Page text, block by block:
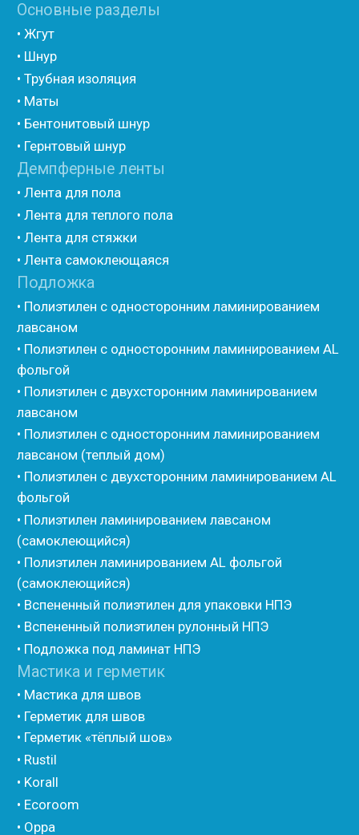
(самоклеющийся)
• Вспененный полиэтилен для упаковки НПЭ
• Вспененный полиэтилен рулонный НПЭ
• Подложка под ламинат НПЭ
• Мастика для швов
• Герметик для швов
• Rustil
• Korall
• Ecoroom
• Oppa
Другие товары
• Герлен
• Пороизол
• Техническая изоляция Хотпайп
• Ру-флекс
• Энергофлекс
• K-flex
• Вспененный каучук
• Изоком Шнур
• Изоком Жгут
• Стенофлекс Шнур
• Подложка Тепофол НПЭ
• Подложка Пенолин НПЭ
• Подложка Мосфол НПЭ
• Жгут Изонел
• Шнур Изонел
• Жгут Тилит
• Шнур Тилит
• Гернитовый шнур
• Бентонитовый шнур
• Мат из вспененного полиэтилена Тепофол
• Трубная изоляция из вспененного полиэтилена
Тилит
• Трубная изоляция из вспененного полиэтилена
Порилекс
• Трубная изоляция из вспененного полиэтилена
Изотом
• Шнур базальтовый теплоизоляционный
• Компенсационный мат вспененного полиэтилена
• ПСУЛ
• Ultima
• Фиброволокно
• Уголки